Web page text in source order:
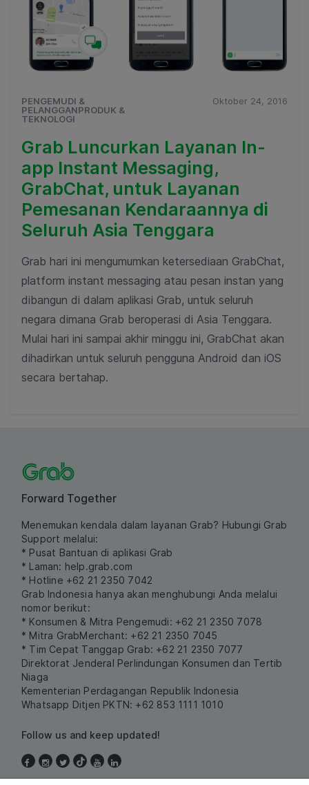
PENGEMUDI &
PELANGGANPRODUK &
TEKNOLOGI
Oktober 24, 2016
Grab Luncurkan Layanan In-
app Instant Messaging,
GrabChat, untuk Layanan
Pemesanan Kendaraannya di
Seluruh Asia Tenggara
Grab hari ini mengumumkan ketersediaan GrabChat,
platform instant messaging atau pesan instan yang
dibangun di dalam aplikasi Grab, untuk seluruh
negara dimana Grab beroperasi di Asia Tenggara.
Mulai hari ini sampai akhir minggu ini, GrabChat akan
dihadirkan untuk seluruh pengguna Android dan iOS
secara bertahap.
Forward Together
Menemukan kendala dalam layanan Grab? Hubungi Grab
Support melalui:
* Pusat Bantuan di aplikasi Grab
* Laman: help.grab.com
* Hotline +62 21 2350 7042
Grab Indonesia hanya akan menghubungi Anda melalui
nomor berikut:
* Konsumen & Mitra Pengemudi: +62 21 2350 7078
* Mitra GrabMerchant: +62 21 2350 7045
* Tim Cepat Tanggap Grab: +62 21 2350 7077
Direktorat Jenderal Perlindungan Konsumen dan Tertib
Niaga
Kementerian Perdagangan Republik Indonesia
Whatsapp Ditjen PKTN: +62 853 1111 1010
Follow us and keep updated!